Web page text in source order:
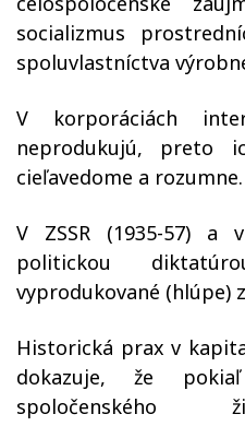
socializmus
spoluvlastníctva
V korporáciách
neprodukujú, preto
cieľavedome a rozumne.
V ZSSR (1935-57) a
politickou
vyprodukované (hlúpe)
Historická prax v
dokazuje, že
spoločenského